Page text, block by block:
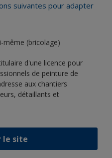
suivantes pour adapter
même (bricolage)
d'une licence pour
de peinture de
aux chantiers
détaillants et
le site
notre expertise
de notre innovation
: